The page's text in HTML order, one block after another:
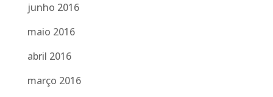
junho 2016
maio 2016
abril 2016
março 2016